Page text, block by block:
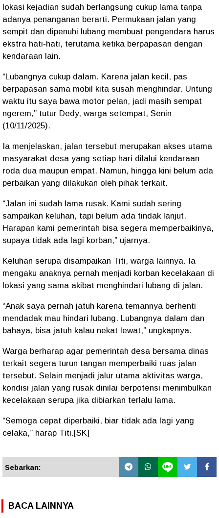
lokasi kejadian sudah berlangsung cukup lama tanpa
adanya penanganan berarti. Permukaan jalan yang
sempit dan dipenuhi lubang membuat pengendara harus
ekstra hati-hati, terutama ketika berpapasan dengan
kendaraan lain.
“Lubangnya cukup dalam. Karena jalan kecil, pas
berpapasan sama mobil kita susah menghindar. Untung
waktu itu saya bawa motor pelan, jadi masih sempat
ngerem,” tutur Dedy, warga setempat, Senin
(10/11/2025).
Ia menjelaskan, jalan tersebut merupakan akses utama
masyarakat desa yang setiap hari dilalui kendaraan
roda dua maupun empat. Namun, hingga kini belum ada
perbaikan yang dilakukan oleh pihak terkait.
“Jalan ini sudah lama rusak. Kami sudah sering
sampaikan keluhan, tapi belum ada tindak lanjut.
Harapan kami pemerintah bisa segera memperbaikinya,
supaya tidak ada lagi korban,” ujarnya.
Keluhan serupa disampaikan Titi, warga lainnya. Ia
mengaku anaknya pernah menjadi korban kecelakaan di
lokasi yang sama akibat menghindari lubang di jalan.
“Anak saya pernah jatuh karena temannya berhenti
mendadak mau hindari lubang. Lubangnya dalam dan
bahaya, bisa jatuh kalau nekat lewat,” ungkapnya.
Warga berharap agar pemerintah desa bersama dinas
terkait segera turun tangan memperbaiki ruas jalan
tersebut. Selain menjadi jalur utama aktivitas warga,
kondisi jalan yang rusak dinilai berpotensi menimbulkan
kecelakaan serupa jika dibiarkan terlalu lama.
“Semoga cepat diperbaiki, biar tidak ada lagi yang
celaka,” harap Titi.[SK]
Sebarkan:
BACA LAINNYA